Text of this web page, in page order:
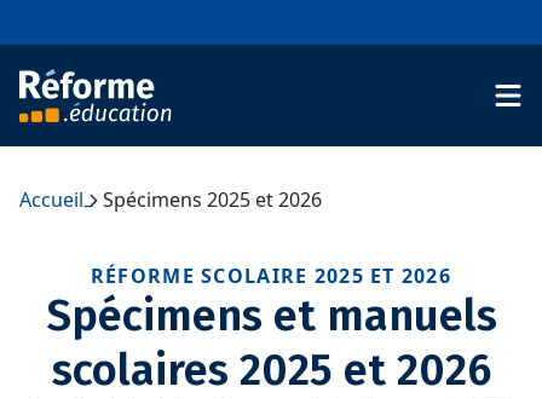
Accueil– Spécimens 2025 et 2026
RÉFORME SCOLAIRE 2025 ET 2026
Spécimens et manuels
scolaires 2025 et 2026